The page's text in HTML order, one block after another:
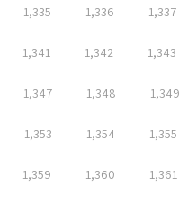
1,335 1,336 1,337
1,341 1,342 1,343
1,347 1,348 1,349
1,353 1,354 1,355
1,359 1,360 1,361